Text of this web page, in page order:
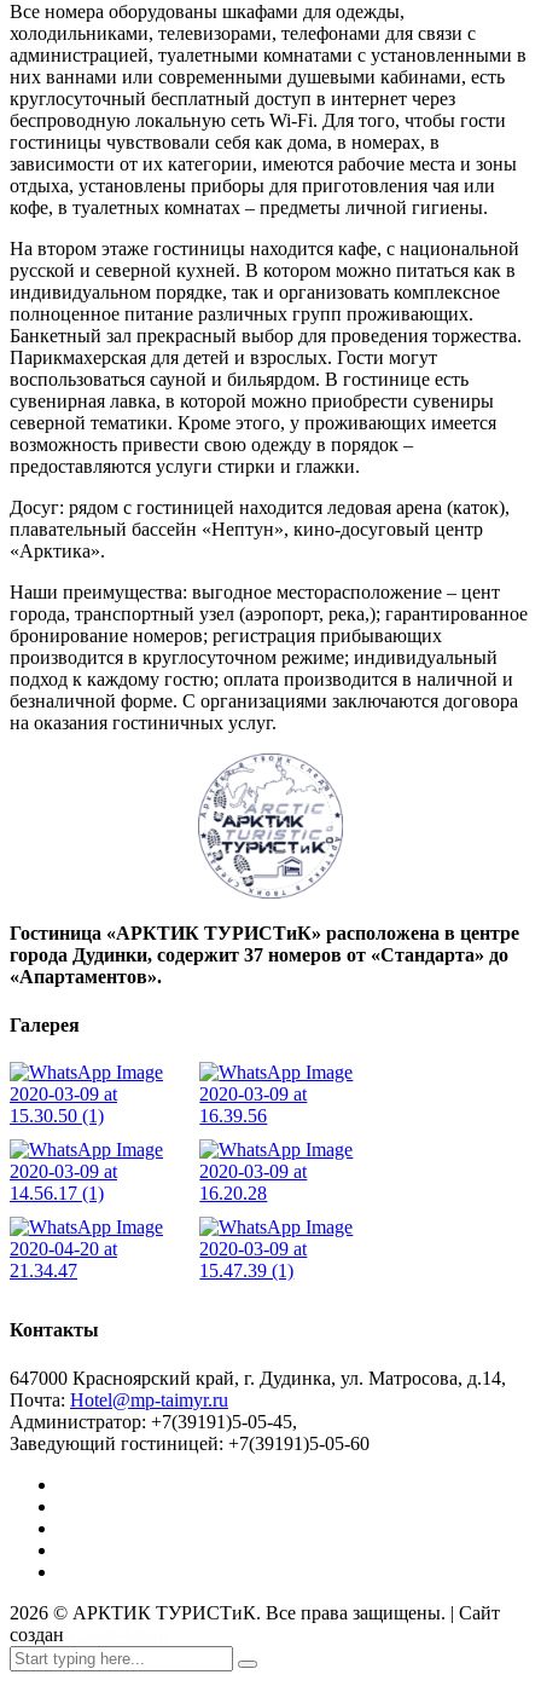
Все номера оборудованы шкафами для одежды,
холодильниками, телевизорами, телефонами для связи с
администрацией, туалетными комнатами с установленными в
них ваннами или современными душевыми кабинами, есть
круглосуточный бесплатный доступ в интернет через
беспроводную локальную сеть Wi-Fi. Для того, чтобы гости
гостиницы чувствовали себя как дома, в номерах, в
зависимости от их категории, имеются рабочие места и зоны
отдыха, установлены приборы для приготовления чая или
кофе, в туалетных комнатах – предметы личной гигиены.
На втором этаже гостиницы находится кафе, с национальной
русской и северной кухней. В котором можно питаться как в
индивидуальном порядке, так и организовать комплексное
полноценное питание различных групп проживающих.
Банкетный зал прекрасный выбор для проведения торжества.
Парикмахерская для детей и взрослых. Гости могут
воспользоваться сауной и бильярдом. В гостинице есть
сувенирная лавка, в которой можно приобрести сувениры
северной тематики. Кроме этого, у проживающих имеется
возможность привести свою одежду в порядок –
предоставляются услуги стирки и глажки.
Досуг: рядом с гостиницей находится ледовая арена (каток),
плавательный бассейн «Нептун», кино-досуговый центр
«Арктика».
Наши преимущества: выгодное месторасположение – цент
города, транспортный узел (аэропорт, река,); гарантированное
бронирование номеров; регистрация прибывающих
производится в круглосуточном режиме; индивидуальный
подход к каждому гостю; оплата производится в наличной и
безналичной форме. С организациями заключаются договора
на оказания гостиничных услуг.
Гостиница «АРКТИК ТУРИСТиК» расположена в центре
города Дудинки, содержит 37 номеров от «Стандарта» до
«Апартаментов».
Галерея
Контакты
647000 Красноярский край, г. Дудинка, ул. Матросова, д.14,
Почта: Hotel@mp-taimyr.ru
Администратор: +7(39191)5-05-45,
Заведующий гостиницей: +7(39191)5-05-60
2026 © АРКТИК ТУРИСТиК. Все права защищены. | Сайт
создан